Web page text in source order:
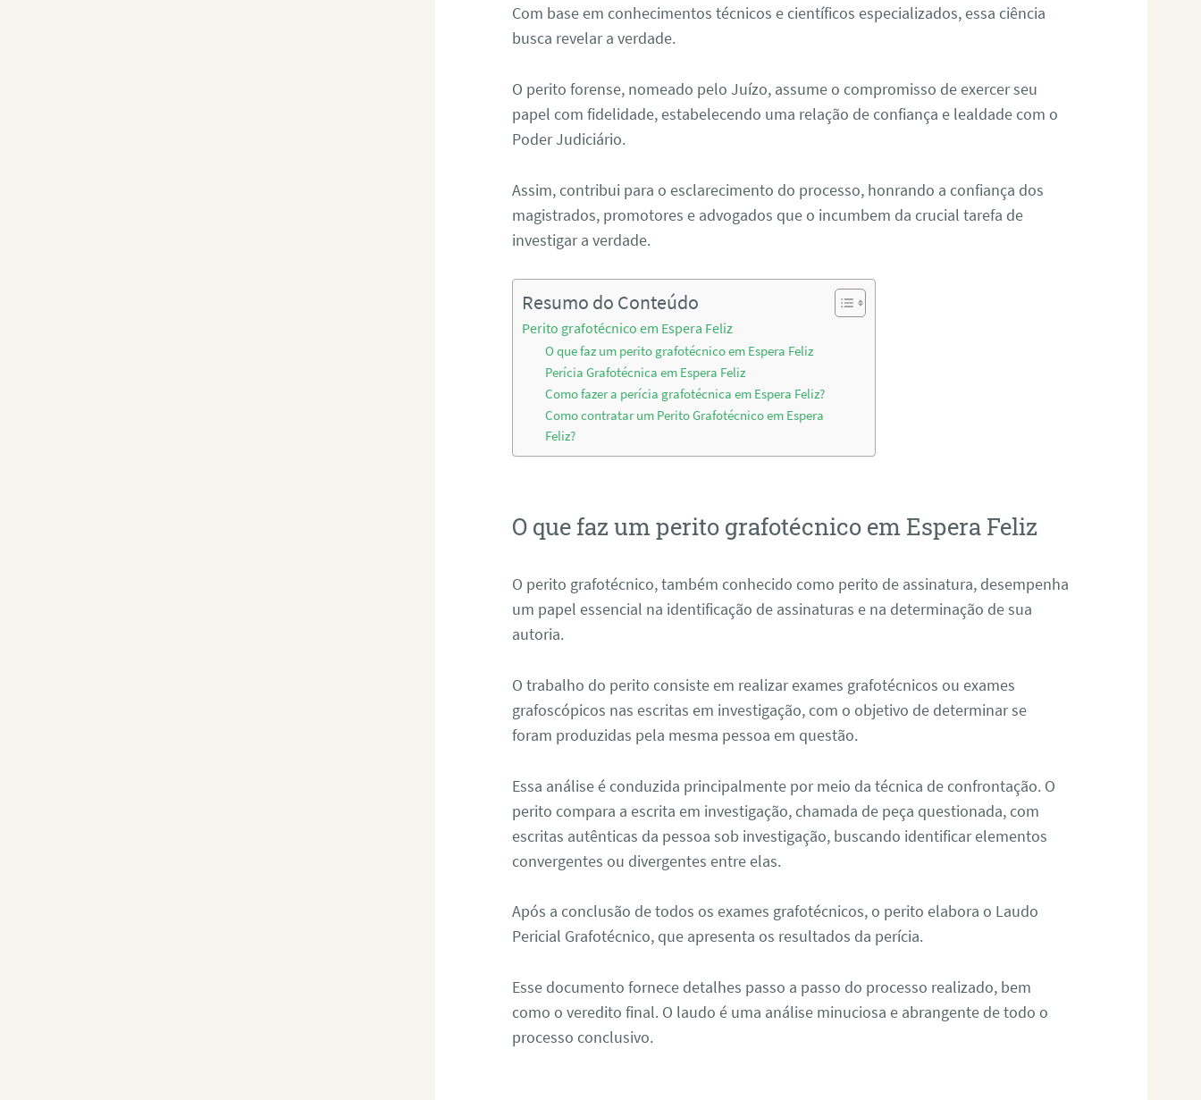
Com base em conhecimentos técnicos e científicos especializados, essa ciência
busca revelar a verdade.
O perito forense, nomeado pelo Juízo, assume o compromisso de exercer seu
papel com fidelidade, estabelecendo uma relação de confiança e lealdade com o
Poder Judiciário.
Assim, contribui para o esclarecimento do processo, honrando a confiança dos
magistrados, promotores e advogados que o incumbem da crucial tarefa de
investigar a verdade.
Resumo do Conteúdo
Perito grafotécnico em Espera Feliz
O que faz um perito grafotécnico em Espera Feliz
Perícia Grafotécnica em Espera Feliz
Como fazer a perícia grafotécnica em Espera Feliz?
Como contratar um Perito Grafotécnico em Espera
Feliz?
O que faz um perito grafotécnico em Espera Feliz
O perito grafotécnico, também conhecido como perito de assinatura, desempenha
um papel essencial na identificação de assinaturas e na determinação de sua
autoria.
O trabalho do perito consiste em realizar exames grafotécnicos ou exames
grafoscópicos nas escritas em investigação, com o objetivo de determinar se
foram produzidas pela mesma pessoa em questão.
Essa análise é conduzida principalmente por meio da técnica de confrontação. O
perito compara a escrita em investigação, chamada de peça questionada, com
escritas autênticas da pessoa sob investigação, buscando identificar elementos
convergentes ou divergentes entre elas.
Após a conclusão de todos os exames grafotécnicos, o perito elabora o Laudo
Pericial Grafotécnico, que apresenta os resultados da perícia.
Esse documento fornece detalhes passo a passo do processo realizado, bem
como o veredito final. O laudo é uma análise minuciosa e abrangente de todo o
processo conclusivo.